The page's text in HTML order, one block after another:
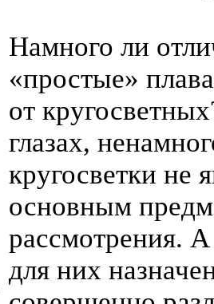
Намного ли
«простые»
от
глазах,
кругосветки не
основным
рассмотрения. А
для них